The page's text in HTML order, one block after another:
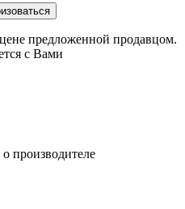
предложенной продавцом.
с Вами
производителе